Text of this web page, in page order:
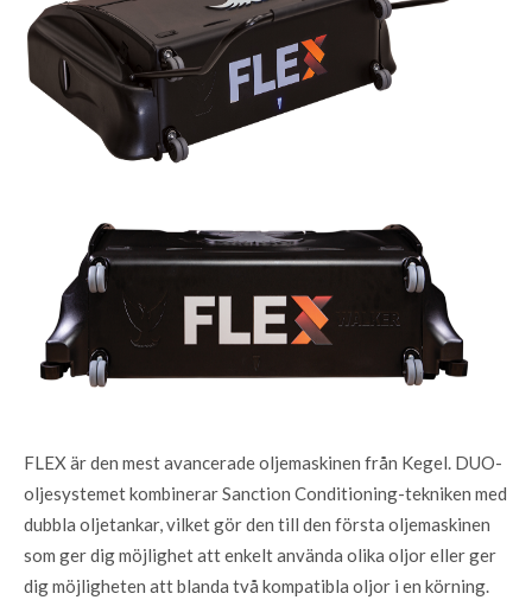
FLEX är den mest avancerade oljemaskinen från Kegel. DUO-
oljesystemet kombinerar Sanction Conditioning-tekniken med
dubbla oljetankar, vilket gör den till den första oljemaskinen
som ger dig möjlighet att enkelt använda olika oljor eller ger
dig möjligheten att blanda två kompatibla oljor i en körning.